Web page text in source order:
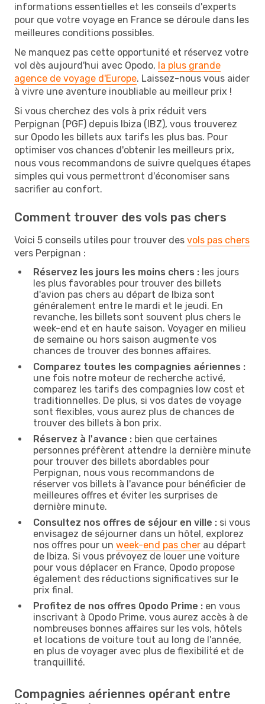
informations essentielles et les conseils d'experts
pour que votre voyage en France se déroule dans les
meilleures conditions possibles.
Ne manquez pas cette opportunité et réservez votre
vol dès aujourd'hui avec Opodo, la plus grande
agence de voyage d'Europe. Laissez-nous vous aider
à vivre une aventure inoubliable au meilleur prix !
Si vous cherchez des vols à prix réduit vers
Perpignan (PGF) depuis Ibiza (IBZ), vous trouverez
sur Opodo les billets aux tarifs les plus bas. Pour
optimiser vos chances d'obtenir les meilleurs prix,
nous vous recommandons de suivre quelques étapes
simples qui vous permettront d'économiser sans
sacrifier au confort.
Comment trouver des vols pas chers
Voici 5 conseils utiles pour trouver des vols pas chers
vers Perpignan :
Réservez les jours les moins chers : les jours
les plus favorables pour trouver des billets
d'avion pas chers au départ de Ibiza sont
généralement entre le mardi et le jeudi. En
revanche, les billets sont souvent plus chers le
week-end et en haute saison. Voyager en milieu
de semaine ou hors saison augmente vos
chances de trouver des bonnes affaires.
Comparez toutes les compagnies aériennes :
une fois notre moteur de recherche activé,
comparez les tarifs des compagnies low cost et
traditionnelles. De plus, si vos dates de voyage
sont flexibles, vous aurez plus de chances de
trouver des billets à bon prix.
Réservez à l'avance : bien que certaines
personnes préfèrent attendre la dernière minute
pour trouver des billets abordables pour
Perpignan, nous vous recommandons de
réserver vos billets à l'avance pour bénéficier de
meilleures offres et éviter les surprises de
dernière minute.
Consultez nos offres de séjour en ville : si vous
envisagez de séjourner dans un hôtel, explorez
nos offres pour un week-end pas cher au départ
de Ibiza. Si vous prévoyez de louer une voiture
pour vous déplacer en France, Opodo propose
également des réductions significatives sur le
prix final.
Profitez de nos offres Opodo Prime : en vous
inscrivant à Opodo Prime, vous aurez accès à de
nombreuses bonnes affaires sur les vols, hôtels
et locations de voiture tout au long de l'année,
en plus de voyager avec plus de flexibilité et de
tranquillité.
Compagnies aériennes opérant entre